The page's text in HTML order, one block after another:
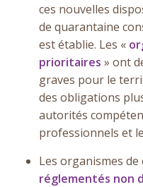
ces nouvelles
de quarantaine
est établie. Les «
prioritaires » ont
graves pour le
des obligations
autorités
professionnels et
Les organismes
réglementés non